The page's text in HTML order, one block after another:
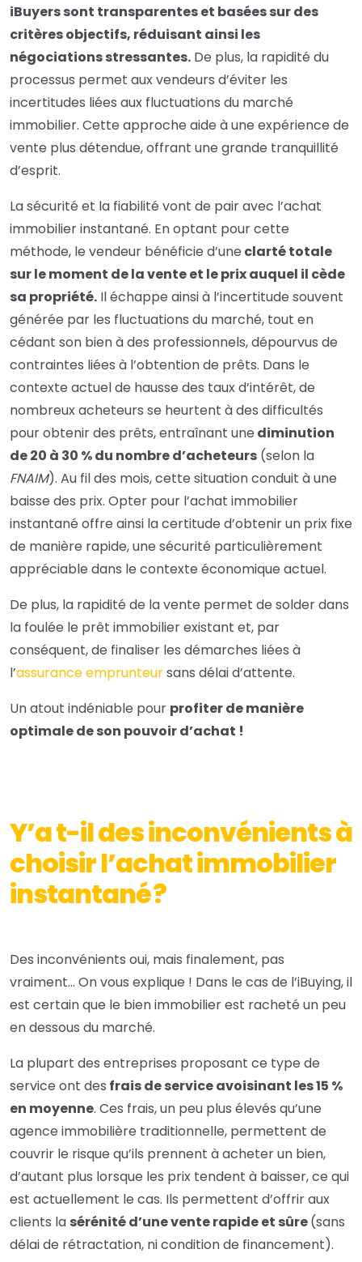
iBuyers sont transparentes et basées sur des
critères objectifs, réduisant ainsi les
négociations stressantes. De plus, la rapidité du
processus permet aux vendeurs d’éviter les
incertitudes liées aux fluctuations du marché
immobilier. Cette approche aide à une expérience de
vente plus détendue, offrant une grande tranquillité
d’esprit.
La sécurité et la fiabilité vont de pair avec l’achat
immobilier instantané. En optant pour cette
méthode, le vendeur bénéficie d’une clarté totale
sur le moment de la vente et le prix auquel il cède
sa propriété. Il échappe ainsi à l’incertitude souvent
générée par les fluctuations du marché, tout en
cédant son bien à des professionnels, dépourvus de
contraintes liées à l’obtention de prêts. Dans le
contexte actuel de hausse des taux d’intérêt, de
nombreux acheteurs se heurtent à des difficultés
pour obtenir des prêts, entraînant une diminution
de 20 à 30 % du nombre d’acheteurs (selon la
FNAIM). Au fil des mois, cette situation conduit à une
baisse des prix. Opter pour l’achat immobilier
instantané offre ainsi la certitude d’obtenir un prix fixe
de manière rapide, une sécurité particulièrement
appréciable dans le contexte économique actuel.
De plus, la rapidité de la vente permet de solder dans
la foulée le prêt immobilier existant et, par
conséquent, de finaliser les démarches liées à
l’assurance emprunteursans délai d’attente.
Un atout indéniable pour profiter de manière
optimale de son pouvoir d’achat !
Y’a t-il des inconvénients à
choisir l’achat immobilier
instantané ?
Des inconvénients oui, mais finalement, pas
vraiment… On vous explique ! Dans le cas de l’iBuying, il
est certain que le bien immobilier est racheté un peu
en dessous du marché.
La plupart des entreprises proposant ce type de
service ont des frais de service avoisinant les 15 %
en moyenne. Ces frais, un peu plus élevés qu’une
agence immobilière traditionnelle, permettent de
couvrir le risque qu’ils prennent à acheter un bien,
d’autant plus lorsque les prix tendent à baisser, ce qui
est actuellement le cas. Ils permettent d’offrir aux
clients la sérénité d’une vente rapide et sûre(sans
délai de rétractation, ni condition de financement).